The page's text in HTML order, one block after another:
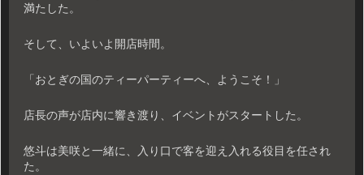
満たした。
そして、いよいよ開店時間。
「おとぎの国のティーパーティーへ、ようこそ！」
店長の声が店内に響き渡り、イベントがスタートした。
悠斗は美咲と一緒に、入り口で客を迎え入れる役目を任され
た。